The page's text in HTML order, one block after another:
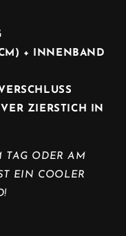
+ INNENBAND
ZIERSTICH IN
TAG ODER AM
EIN COOLER